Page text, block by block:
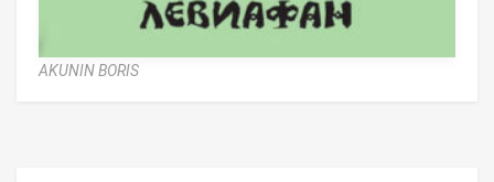
AKUNIN BORIS